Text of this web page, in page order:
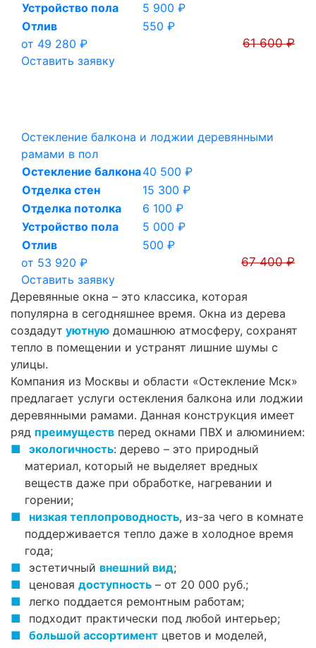
Устройство пола
5 900 ₽
Отлив
550 ₽
от 49 280 ₽
61 600 ₽
Оставить заявку
Остекление балкона и лоджии деревянными
рамами в пол
Остекление балкона40 500 ₽
Отделка стен
15 300 ₽
Отделка потолка
6 100 ₽
Устройство пола
5 000 ₽
Отлив
500 ₽
от 53 920 ₽
67 400 ₽
Оставить заявку
Деревянные окна – это классика, которая
популярна в сегодняшнее время. Окна из дерева
создадут уютную домашнюю атмосферу, сохранят
тепло в помещении и устранят лишние шумы с
улицы.
Компания из Москвы и области «Остекление Мск»
предлагает услуги остекления балкона или лоджии
деревянными рамами. Данная конструкция имеет
ряд преимуществ перед окнами ПВХ и алюминием:
экологичность: дерево – это природный
материал, который не выделяет вредных
веществ даже при обработке, нагревании и
горении;
низкая теплопроводность, из-за чего в комнате
поддерживается тепло даже в холодное время
года;
эстетичный внешний вид;
ценовая доступность – от 20 000 руб.;
легко поддается ремонтным работам;
подходит практически под любой интерьер;
большой ассортимент цветов и моделей,